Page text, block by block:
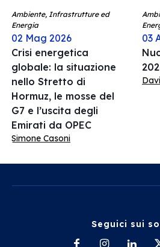
Ambiente, Infrastrutture ed
Energia
02 Mag 2026
Crisi energetica
globale: la situazione
nello Stretto di
Hormuz, le mosse del
G7 e l’uscita degli
Emirati da OPEC
Simone Casoni
03
Seguici sui